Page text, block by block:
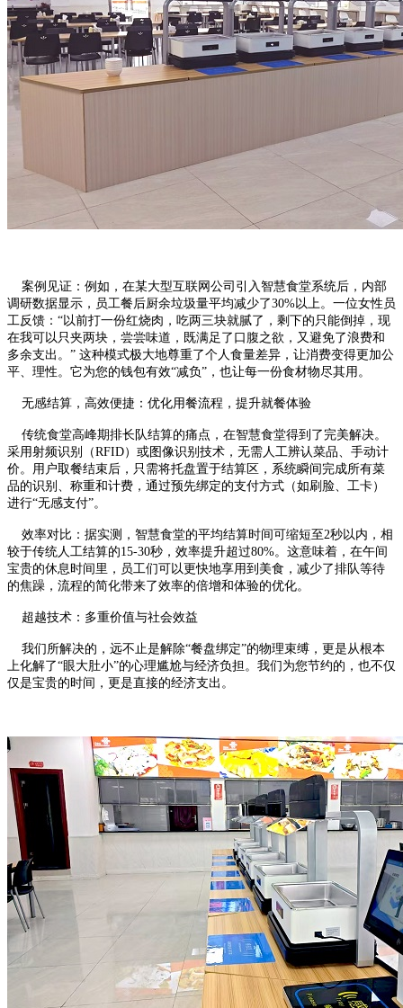
案例见证：例如，在某大型互联网公司引入智慧食堂系统后，内部
调研数据显示，员工餐后厨余垃圾量平均减少了30%以上。一位女性员
工反馈：“以前打一份红烧肉，吃两三块就腻了，剩下的只能倒掉，现
在我可以只夹两块，尝尝味道，既满足了口腹之欲，又避免了浪费和
多余支出。” 这种模式极大地尊重了个人食量差异，让消费变得更加公
平、理性。它为您的钱包有效“减负”，也让每一份食材物尽其用。
无感结算，高效便捷：优化用餐流程，提升就餐体验
传统食堂高峰期排长队结算的痛点，在智慧食堂得到了完美解决。
采用射频识别（RFID）或图像识别技术，无需人工辨认菜品、手动计
价。用户取餐结束后，只需将托盘置于结算区，系统瞬间完成所有菜
品的识别、称重和计费，通过预先绑定的支付方式（如刷脸、工卡）
进行“无感支付”。
效率对比：据实测，智慧食堂的平均结算时间可缩短至2秒以内，相
较于传统人工结算的15-30秒，效率提升超过80%。这意味着，在午间
宝贵的休息时间里，员工们可以更快地享用到美食，减少了排队等待
的焦躁，流程的简化带来了效率的倍增和体验的优化。
超越技术：多重价值与社会效益
我们所解决的，远不止是解除“餐盘绑定”的物理束缚，更是从根本
上化解了“眼大肚小”的心理尴尬与经济负担。我们为您节约的，也不仅
仅是宝贵的时间，更是直接的经济支出。